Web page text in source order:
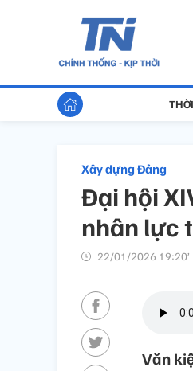
Xây dựng Đảng
Đại hội
nhân lực
22/01/2026 19:20’
Văn